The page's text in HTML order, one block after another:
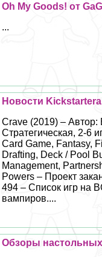
Oh My Goods! от
...
Новости
Crave (2019) – Автор:
Стратегическая, 2-6
Card Game, Fantasy,
Drafting, Deck / Pool
Management,
Powers – Проект
494 – Список игр на
вампиров....
Обзоры настольных